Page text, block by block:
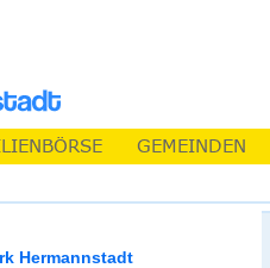
Hermannstadt